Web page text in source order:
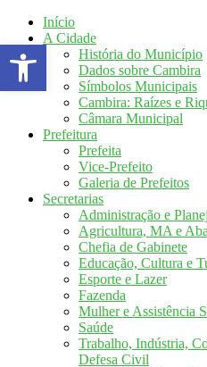
Início
A Cidade
História do Município
Dados sobre Cambira
Símbolos Municipais
Cambira: Raízes e
Câmara Municipal
Prefeitura
Prefeita
Vice-Prefeito
Galeria de Prefeitos
Secretarias
Administração e
Agricultura, MA e
Chefia de Gabinete
Educação, Cultura e
Esporte e Lazer
Fazenda
Mulher e Assistência
Saúde
Trabalho, Indústria,
Defesa Civil
Abrir a barra de ferramentas